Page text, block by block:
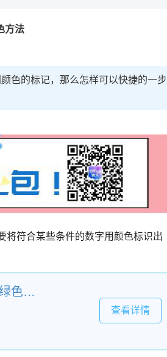
方法
色的标记，那么怎样可以快捷的一步
将符合某些条件的数字用颜色标识出
WPS Office 2021 V11.8.2.12265 中文完整绿色便携版
查看详情